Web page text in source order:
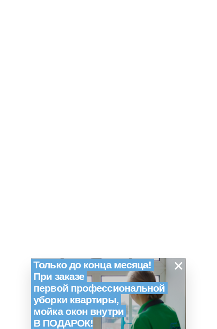
Только до конца месяца!
При заказе
первой профессиональной
уборки квартиры,
мойка окон внутри
В ПОДАРОК!
×